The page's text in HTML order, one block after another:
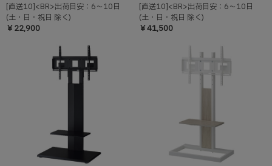
[直送10]<BR>出荷目安：6～10日
(土・日・祝日 除く)
￥22,900
[直送10]<BR>出荷目安：6～10日
(土・日・祝日 除く)
￥41,500